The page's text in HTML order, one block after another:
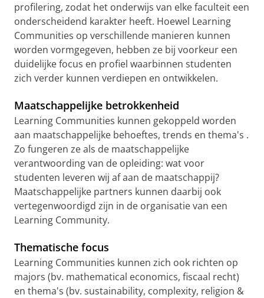
profilering, zodat het onderwijs van elke faculteit een
onderscheidend karakter heeft. Hoewel Learning
Communities op verschillende manieren kunnen
worden vormgegeven, hebben ze bij voorkeur een
duidelijke focus en profiel waarbinnen studenten
zich verder kunnen verdiepen en ontwikkelen.
Maatschappelijke betrokkenheid
Learning Communities kunnen gekoppeld worden
aan maatschappelijke behoeftes, trends en thema's .
Zo fungeren ze als de maatschappelijke
verantwoording van de opleiding: wat voor
studenten leveren wij af aan de maatschappij?
Maatschappelijke partners kunnen daarbij ook
vertegenwoordigd zijn in de organisatie van een
Learning Community.
Thematische focus
Learning Communities kunnen zich ook richten op
majors (bv. mathematical economics, fiscaal recht)
en thema's (bv. sustainability, complexity, religion &